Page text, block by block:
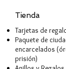
Tienda
Tarjetas de
Paquete de
encarcelados
prisión)